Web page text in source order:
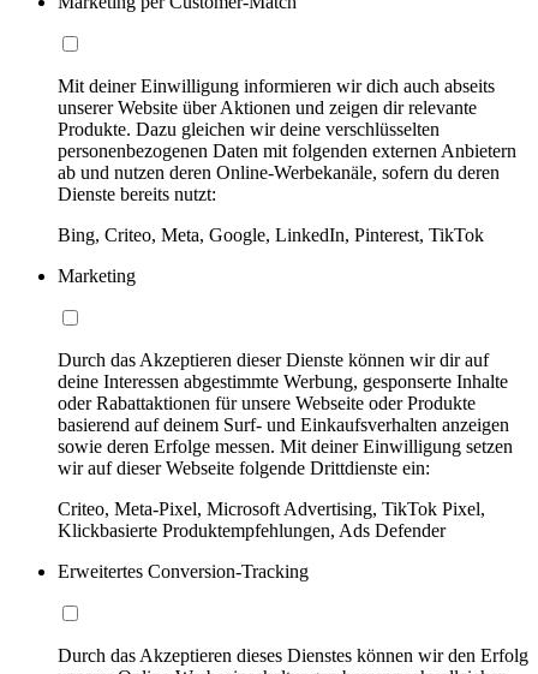
Mit deiner Einwilligung informieren wir dich auch abseits
unserer Website über Aktionen und zeigen dir relevante
Produkte. Dazu gleichen wir deine verschlüsselten
personenbezogenen Daten mit folgenden externen Anbietern
ab und nutzen deren Online-Werbekanäle, sofern du deren
Dienste bereits nutzt:
Bing, Criteo, Meta, Google, LinkedIn, Pinterest, TikTok
Marketing
Durch das Akzeptieren dieser Dienste können wir dir auf
deine Interessen abgestimmte Werbung, gesponserte Inhalte
oder Rabattaktionen für unsere Webseite oder Produkte
basierend auf deinem Surf- und Einkaufsverhalten anzeigen
sowie deren Erfolge messen. Mit deiner Einwilligung setzen
wir auf dieser Webseite folgende Drittdienste ein:
Criteo, Meta-Pixel, Microsoft Advertising, TikTok Pixel,
Klickbasierte Produktempfehlungen, Ads Defender
Erweitertes Conversion-Tracking
Durch das Akzeptieren dieses Dienstes können wir den Erfolg